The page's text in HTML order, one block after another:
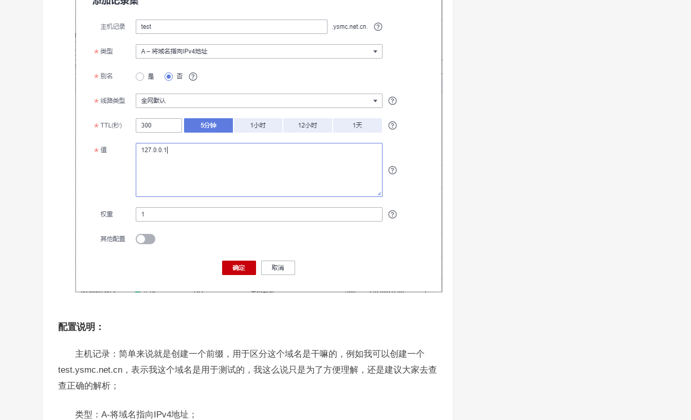
配置说明：
主机记录：简单来说就是创建一个前缀，用于区分这个域名是干嘛的，例如我可以创建一个
test.ysmc.net.cn，表示我这个域名是用于测试的，我这么说只是为了方便理解，还是建议大家去查
查正确的解析；
类型：A-将域名指向IPv4地址；